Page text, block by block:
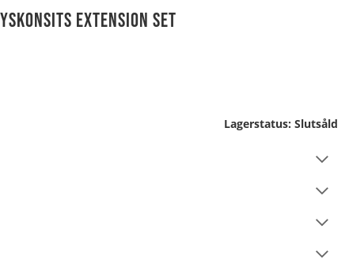
Extension Set
Lagerstatus: Slutsåld